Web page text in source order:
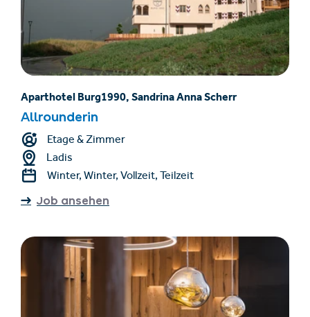
Aparthotel Burg1990, Sandrina Anna Scherr
Allrounderin
Etage & Zimmer
Ladis
Winter, Winter, Vollzeit, Teilzeit
Job ansehen